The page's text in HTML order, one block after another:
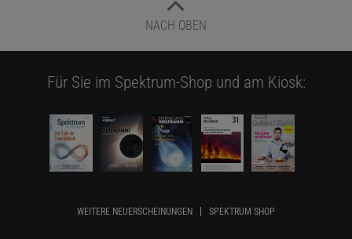
NACH OBEN
Für Sie im Spektrum-Shop und am Kiosk:
WEITERE NEUERSCHEINUNGEN SPEKTRUM SHOP